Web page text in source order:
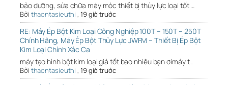
bảo dưỡng, sửa chữa máy móc thiết bị thủy lực loại tốt …
Bởi thaontasieuthi , 19 giờ trước
RE: Máy Ép Bột Kim Loại Công Nghiệp 100T – 150T – 250T
Chính Hãng, Máy Ép Bột Thủy Lực JWFM – Thiết Bị Ép Bột
Kim Loại Chính Xác Ca
máy tạo hình bột kim loại giá tốt bao nhiêu bạn ơimáy t…
Bởi thaontasieuthi , 19 giờ trước